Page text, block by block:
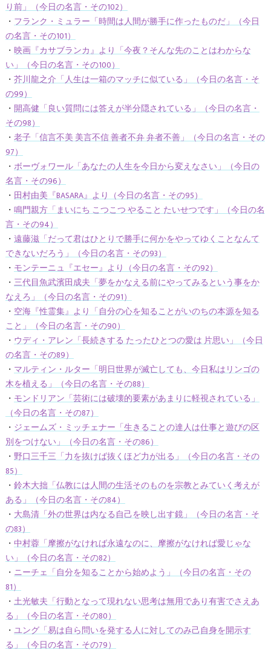
り前」（今日の名言・その102）
・ フランク・ミュラー「時間は人間が勝手に作ったものだ」（今日
の名言・その101）
・ 映画『カサブランカ』より「今夜？そんな先のことはわからな
い」（今日の名言・その100）
・ 芥川龍之介「人生は一箱のマッチに似ている」（今日の名言・そ
の99）
・ 開高健「良い質問には答えが半分隠されている」（今日の名言・
その98）
・ 老子「信言不美 美言不信 善者不弁 弁者不善」（今日の名言・その
97）
・ ボーヴォワール「あなたの人生を今日から変えなさい」（今日の
名言・その96）
・ 田村由美『BASARA』より（今日の名言・その95）
・ 鳴門親方「まいにち こつこつ やること たいせつです」（今日の名
言・その94）
・ 遠藤滋「だって君はひとりで勝手に何かをやってゆくことなんて
できないだろう」（今日の名言・その93）
・ モンテーニュ『エセー』より（今日の名言・その92）
・ 三代目魚武濱田成夫「夢をかなえる前にやってみるという事をか
なえろ」（今日の名言・その91）
・ 空海『性霊集』より「自分の心を知ることがいのちの本源を知る
こと」（今日の名言・その90）
・ ウディ・アレン「長続きする たったひとつの愛は 片思い」（今日
の名言・その89）
・ マルティン・ルター「明日世界が滅亡しても、今日私はリンゴの
木を植える」（今日の名言・その88）
・ モンドリアン「芸術には破壊的要素があまりに軽視されている」
（今日の名言・その87）
・ ジェームズ・ミッチェナー「生きることの達人は仕事と遊びの区
別をつけない」（今日の名言・その86）
・ 野口三千三「力を抜けば抜くほど力が出る」（今日の名言・その
85）
・ 鈴木大拙「仏教には人間の生活そのものを宗教とみていく考えが
ある」（今日の名言・その84）
・ 大島清「外の世界は内なる自己を映し出す鏡」（今日の名言・そ
の83）
・ 中村蓉「摩擦がなければ永遠なのに、摩擦がなければ愛じゃな
い」（今日の名言・その82）
・ ニーチェ「自分を知ることから始めよう」（今日の名言・その
81）
・ 土光敏夫「行動となって現れない思考は無用であり有害でさえあ
る」（今日の名言・その80）
・ ユング「易は自ら問いを発する人に対してのみ己自身を開示す
る」（今日の名言・その79）